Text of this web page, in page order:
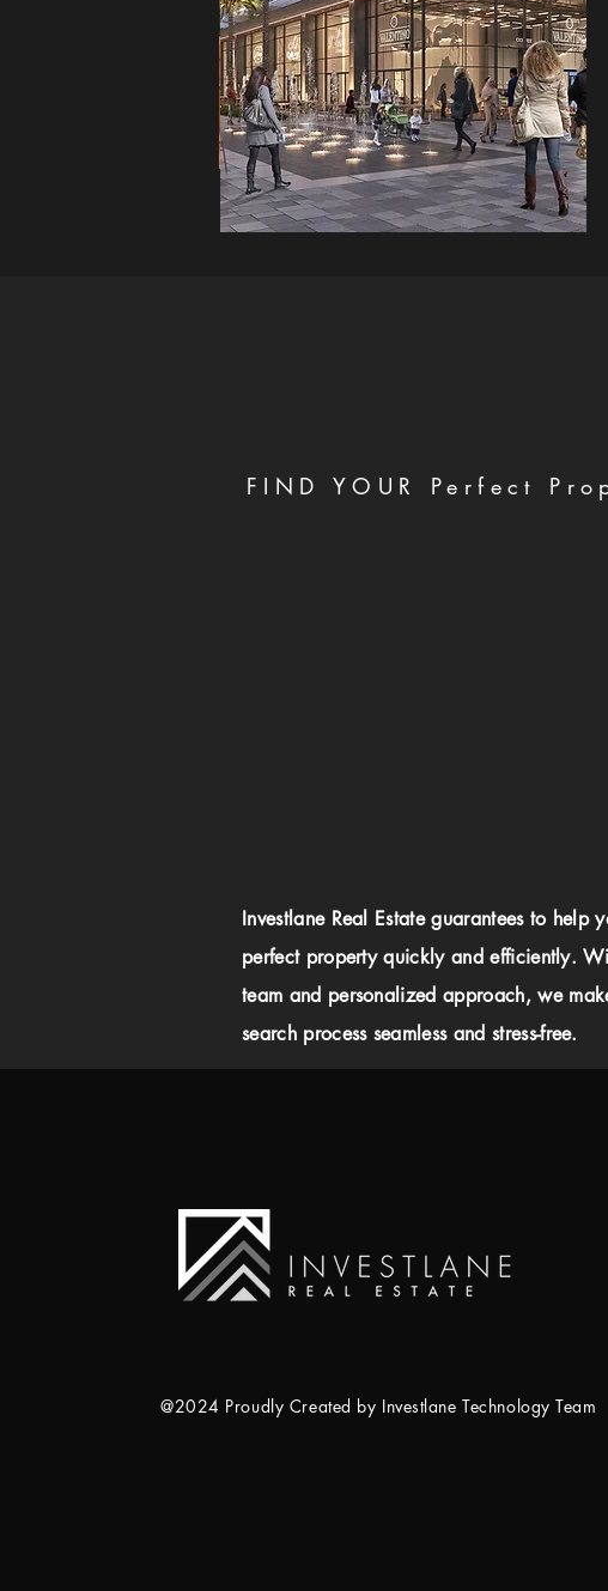
FIND YOUR Perfect
Investlane Real Estate guarantees to help
perfect property quickly and efficiently.
team and personalized approach, we
search process seamless and stress-free.
@2024 Proudly Created by Investlane Technology Team